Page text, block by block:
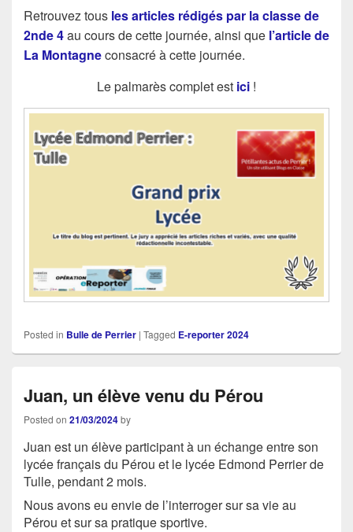
Retrouvez tous les articles rédigés par la classe de
2nde 4au cours de cette journée, ainsi que l’article de
La Montagneconsacré à cette journée.
Le palmarès complet est ici !
Posted in Bulle de Perrier | Tagged E-reporter 2024
Juan, un élève venu du Pérou
Posted on 21/03/2024by
Juan est un élève participant à un échange entre son
lycée français du Pérou et le lycée Edmond Perrier de
Tulle, pendant 2 mois.
Nous avons eu envie de l’interroger sur sa vie au
Pérou et sur sa pratique sportive.